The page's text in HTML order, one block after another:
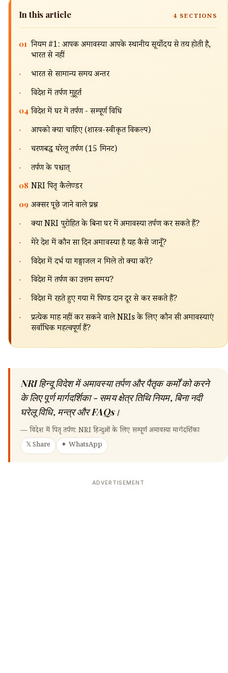
In this article 4 SECTIONS
01 नियम #1: आपकी अमावस्या आपके स्थानीय सूर्योदय से तय होती है,
भारत से नहीं
· भारत से सामान्य समय अन्तर
· विदेश में तर्पण मुहूर्त
04 विदेश में घर में तर्पण - सम्पूर्ण विधि
· आपको क्या चाहिए (शास्त्र-स्वीकृत विकल्प)
· चरणबद्ध घरेलू तर्पण (15 मिनट)
· तर्पण के पश्चात्
08 NRI पितृ कैलेण्डर
09 अक्सर पूछे जाने वाले प्रश्न
· क्या NRI पुरोहित के बिना घर में अमावस्या तर्पण कर सकते हैं?
· मेरे देश में कौन सा दिन अमावस्या है यह कैसे जानूँ?
· विदेश में दर्भ या गङ्गाजल न मिले तो क्या करें?
· विदेश में तर्पण का उत्तम समय?
· विदेश में रहते हुए गया में पिण्ड दान दूर से कर सकते हैं?
·
प्रत्येक माह नहीं कर सकने वाले NRIs के लिए कौन सी अमावस्याएं
सर्वाधिक महत्वपूर्ण हैं?
NRI हिन्दू विदेश में अमावस्या तर्पण और पैतृक कर्मों को करने
के लिए पूर्ण मार्गदर्शिका - समय क्षेत्र तिथि नियम, बिना नदी
घरेलू विधि, मन्त्र और FAQs।
—विदेश में पितृ तर्पण: NRI हिन्दुओं के लिए सम्पूर्ण अमावस्या मार्गदर्शिका
𝕏 Share ✦ WhatsApp
ADVERTISEMENT